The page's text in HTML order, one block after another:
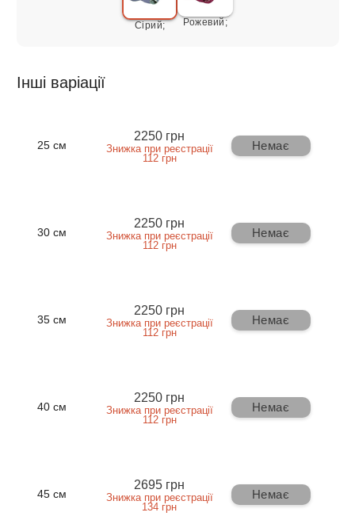
Сірий; Рожевий;
Інші варіації
25 см
2250 грн
Знижка при реєстрації
112 грн
Немає
30 см
2250 грн
Знижка при реєстрації
112 грн
Немає
35 см
2250 грн
Знижка при реєстрації
112 грн
Немає
40 см
2250 грн
Знижка при реєстрації
112 грн
Немає
45 см
2695 грн
Знижка при реєстрації
134 грн
Немає